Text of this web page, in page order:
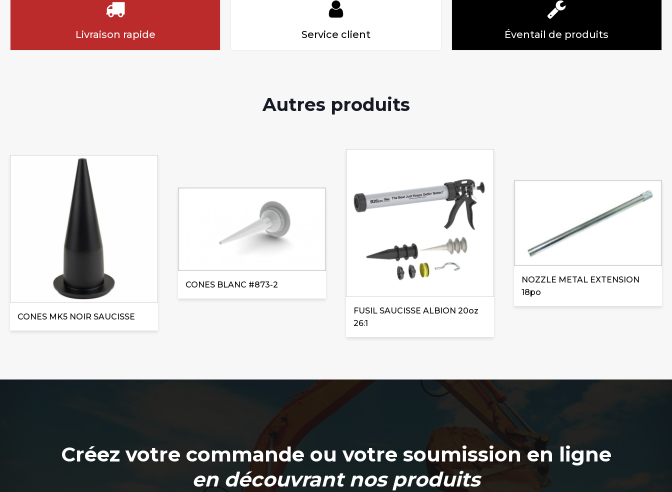
Livraison rapide Service client Éventail de produits
Autres produits
CONES MK5 NOIR SAUCISSE
CONES BLANC #873-2
FUSIL SAUCISSE ALBION 20oz
26:1
NOZZLE METAL EXTENSION
18po
Créez votre commande ou votre soumission en ligne
en découvrant nos produits